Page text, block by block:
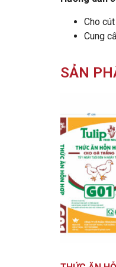
Cho
Cung
SẢN